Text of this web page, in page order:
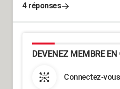
4 réponses
DEVENEZ MEMBRE
Connectez-